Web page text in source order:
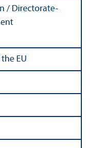
/ Directorate-
EU